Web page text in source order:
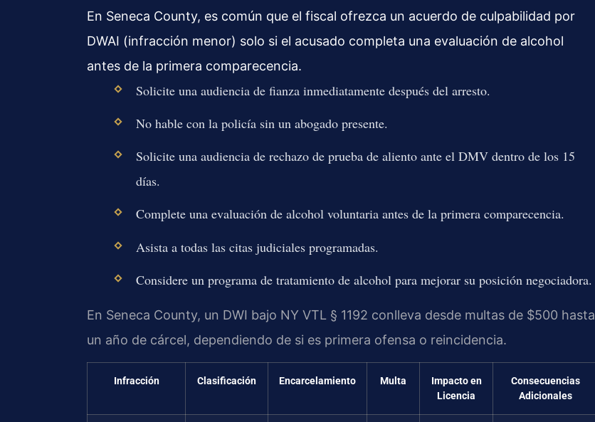
En Seneca County, es común que el fiscal ofrezca un acuerdo de culpabilidad por
DWAI (infracción menor) solo si el acusado completa una evaluación de alcohol
antes de la primera comparecencia.
Solicite una audiencia de fianza inmediatamente después del arresto.
No hable con la policía sin un abogado presente.
Solicite una audiencia de rechazo de prueba de aliento ante el DMV dentro de los 15
días.
Complete una evaluación de alcohol voluntaria antes de la primera comparecencia.
Asista a todas las citas judiciales programadas.
Considere un programa de tratamiento de alcohol para mejorar su posición negociadora.
En Seneca County, un DWI bajo NY VTL § 1192 conlleva desde multas de $500 hasta
un año de cárcel, dependiendo de si es primera ofensa o reincidencia.
Infracción Clasificación Encarcelamiento Multa
Impacto en
Licencia
Consecuencias
Adicionales